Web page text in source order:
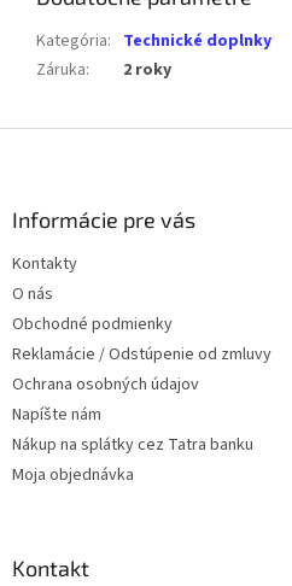
Kategória: Technické doplnky
Záruka: 2 roky
Informácie pre vás
Kontakty
O nás
Obchodné podmienky
Reklamácie / Odstúpenie od zmluvy
Ochrana osobných údajov
Napíšte nám
Nákup na splátky cez Tatra banku
Moja objednávka
Kontakt